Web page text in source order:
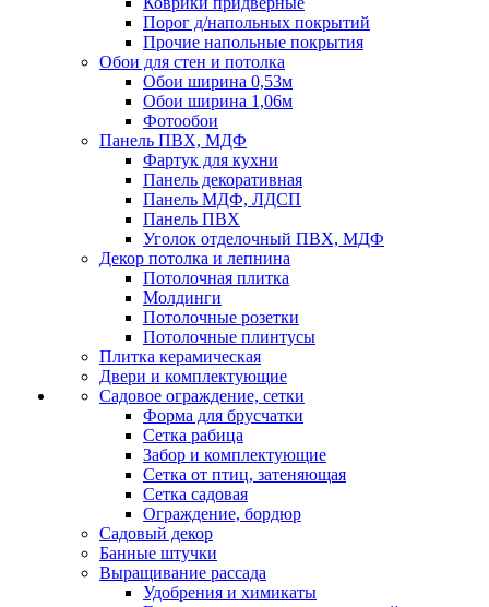
Порог д/напольных покрытий
Прочие напольные покрытия
Обои для стен и потолка
Обои ширина 0,53м
Обои ширина 1,06м
Фотообои
Панель ПВХ, МДФ
Фартук для кухни
Панель декоративная
Панель МДФ, ЛДСП
Панель ПВХ
Уголок отделочный ПВХ, МДФ
Декор потолка и лепнина
Потолочная плитка
Молдинги
Потолочные розетки
Потолочные плинтусы
Плитка керамическая
Двери и комплектующие
Садовое ограждение, сетки
Форма для брусчатки
Сетка рабица
Забор и комплектующие
Сетка от птиц, затеняющая
Сетка садовая
Ограждение, бордюр
Садовый декор
Банные штучки
Выращивание рассада
Удобрения и химикаты